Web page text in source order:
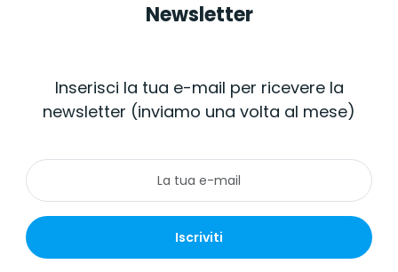
Newsletter
Inserisci la tua e-mail per ricevere la
newsletter (inviamo una volta al mese)
Iscriviti